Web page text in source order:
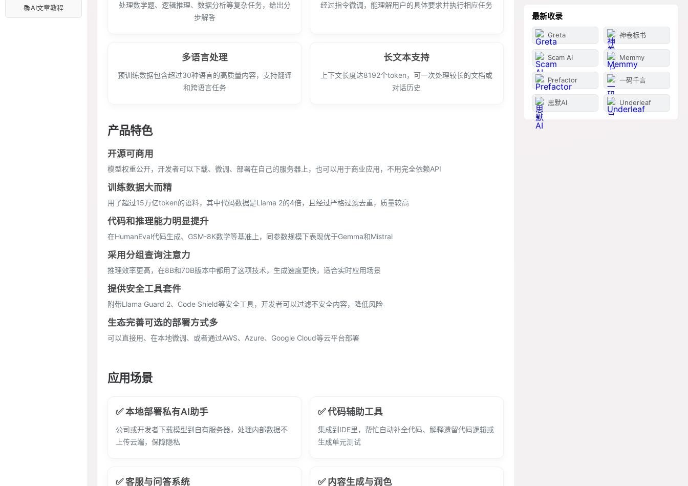
📚AI文章教程
处理数学题、逻辑推理、数据分析等复杂任务，给出分
步解答
经过指令微调，能理解用户的具体要求并执行相应任务
多语言处理
预训练数据包含超过30种语言的高质量内容，支持翻译
和跨语言任务
长文本支持
上下文长度达8192个token，可一次处理较长的文档或
对话历史
产品特色
开源可商用
模型权重公开，开发者可以下载、微调、部署在自己的服务器上，也可以用于商业应用，不用完全依赖API
训练数据大而精
用了超过15万亿token的语料，其中代码数据是Llama 2的4倍，且经过严格过滤去重，质量较高
代码和推理能力明显提升
在HumanEval代码生成、GSM-8K数学等基准上，同参数规模下表现优于Gemma和Mistral
采用分组查询注意力
推理效率更高，在8B和70B版本中都用了这项技术，生成速度更快，适合实时应用场景
提供安全工具套件
附带Llama Guard 2、Code Shield等安全工具，开发者可以过滤不安全内容，降低风险
生态完善可选的部署方式多
可以直接用、在本地微调、或者通过AWS、Azure、Google Cloud等云平台部署
应用场景
✅ 本地部署私有AI助手
公司或开发者下载模型到自有服务器，处理内部数据不
上传云端，保障隐私
✅ 代码辅助工具
集成到IDE里，帮忙自动补全代码、解释遗留代码逻辑或
生成单元测试
✅ 客服与问答系统 ✅ 内容生成与润色
最新收录
Greta 神卷标书
Scam AI Memmy
Prefactor 一码千言
思默AI Underleaf